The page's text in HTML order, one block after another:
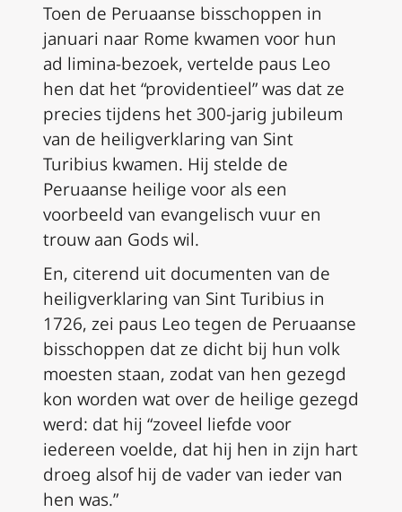
Toen de Peruaanse bisschoppen in
januari naar Rome kwamen voor hun
ad limina-bezoek, vertelde paus Leo
hen dat het “providentieel” was dat ze
precies tijdens het 300-jarig jubileum
van de heiligverklaring van Sint
Turibius kwamen. Hij stelde de
Peruaanse heilige voor als een
voorbeeld van evangelisch vuur en
trouw aan Gods wil.
En, citerend uit documenten van de
heiligverklaring van Sint Turibius in
1726, zei paus Leo tegen de Peruaanse
bisschoppen dat ze dicht bij hun volk
moesten staan, zodat van hen gezegd
kon worden wat over de heilige gezegd
werd: dat hij “zoveel liefde voor
iedereen voelde, dat hij hen in zijn hart
droeg alsof hij de vader van ieder van
hen was.”